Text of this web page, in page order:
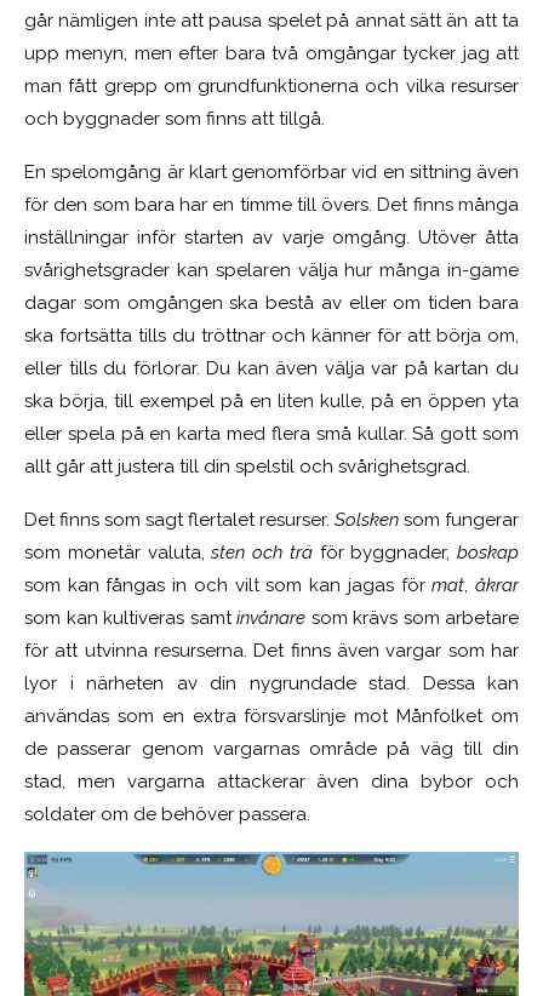
går nämligen inte att pausa spelet på annat sätt än att ta
upp menyn, men efter bara två omgångar tycker jag att
man fått grepp om grundfunktionerna och vilka resurser
och byggnader som finns att tillgå.
En spelomgång är klart genomförbar vid en sittning även
för den som bara har en timme till övers. Det finns många
inställningar inför starten av varje omgång. Utöver åtta
svårighetsgrader kan spelaren välja hur många in-game
dagar som omgången ska bestå av eller om tiden bara
ska fortsätta tills du tröttnar och känner för att börja om,
eller tills du förlorar. Du kan även välja var på kartan du
ska börja, till exempel på en liten kulle, på en öppen yta
eller spela på en karta med flera små kullar. Så gott som
allt går att justera till din spelstil och svårighetsgrad.
Det finns som sagt flertalet resurser. Solsken som fungerar
som monetär valuta,sten och träför byggnader, boskap
som kan fångas in och vilt som kan jagas förmat,åkrar
som kan kultiveras samtinvånare som krävs som arbetare
för att utvinna resurserna. Det finns även vargar som har
lyor i närheten av din nygrundade stad. Dessa kan
användas som en extra försvarslinje mot Månfolket om
de passerar genom vargarnas område på väg till din
stad, men vargarna attackerar även dina bybor och
soldater om de behöver passera.